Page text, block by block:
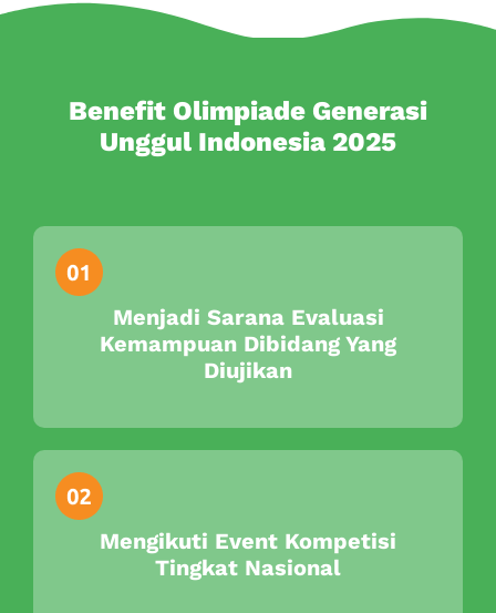
Benefit Olimpiade Generasi
Unggul Indonesia 2025
Menjadi Sarana Evaluasi
Kemampuan Dibidang Yang
Diujikan
Mengikuti Event Kompetisi
Tingkat Nasional